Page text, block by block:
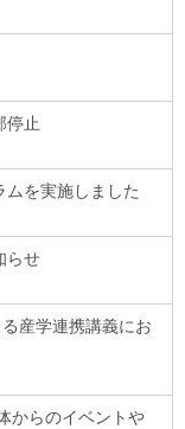
停止
を実施しました
らせ
産学連携講義にお
からのイベントや